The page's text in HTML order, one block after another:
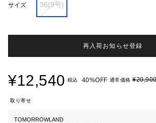
サイズ 36(9号)
再入荷お知らせ登録
¥12,540 税込 40%OFF 通常価格
取り寄せ
TOMORROWLAND